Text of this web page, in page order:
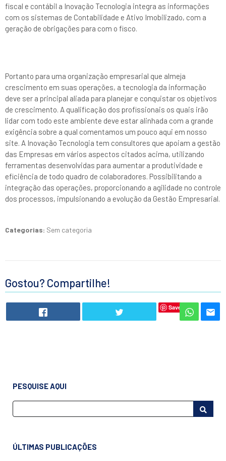
fiscal e contábil a Inovação Tecnologia integra as informações
com os sistemas de Contabilidade e Ativo Imobilizado, com a
geração de obrigações para com o fisco.
Portanto para uma organização empresarial que almeja
crescimento em suas operações, a tecnologia da informação
deve ser a principal aliada para planejar e conquistar os objetivos
de crescimento. A qualificação dos profissionais os quais irão
lidar com todo este ambiente deve estar alinhada com a grande
exigência sobre a qual comentamos um pouco aqui em nosso
site. A Inovação Tecnologia tem consultores que apoiam a gestão
das Empresas em vários aspectos citados acima, utilizando
ferramentas desenvolvidas para aumentar a produtividade e
eficiência de todo quadro de colaboradores. Possibilitando a
integração das operações, proporcionando a agilidade no controle
dos processos, impulsionando a evolução da Gestão Empresarial.
Categorias: Sem categoria
Gostou? Compartilhe!
Save
PESQUISE AQUI
ÚLTIMAS PUBLICAÇÕES